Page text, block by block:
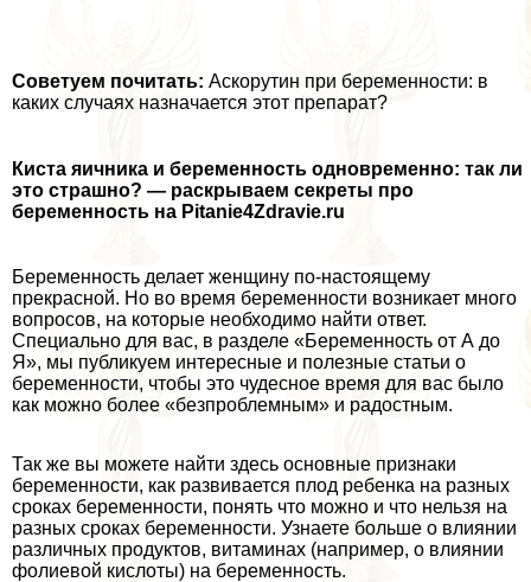
Советуем почитать: Аскорутин при беременности: в
каких случаях назначается этот препарат?
Киста яичника и беременность одновременно: так ли
это страшно? — раскрываем секреты про
беременность на Pitanie4Zdravie.ru
Беременность делает женщину по-настоящему
прекрасной. Но во время беременности возникает много
вопросов, на которые необходимо найти ответ.
Специально для вас, в разделе «Беременность от А до
Я», мы публикуем интересные и полезные статьи о
беременности, чтобы это чудесное время для вас было
как можно более «безпроблемным» и радостным.
Так же вы можете найти здесь основные признаки
беременности, как развивается плод ребенка на разных
сроках беременности, понять что можно и что нельзя на
разных сроках беременности. Узнаете больше о влиянии
различных продуктов, витаминах (например, о влиянии
фолиевой кислоты) на беременность.